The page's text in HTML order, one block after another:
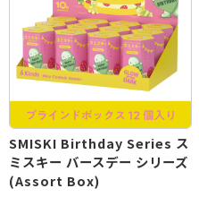
SMISKI Birthday Series ス
ミスキー バースデー シリーズ
(Assort Box)